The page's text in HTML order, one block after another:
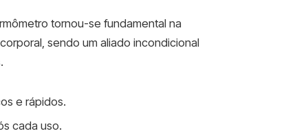
tornou-se fundamental na
sendo um aliado incondicional
e rápidos.
cada uso.